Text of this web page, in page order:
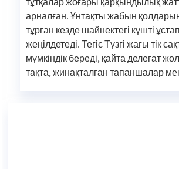
арналған. Ұнтақты жабын
тұрған кезде шайнектегі күшті
жеңілдетеді. Тегіс Түзгі жағы тік
мүмкіндік береді, қайта делегат
тақта, жинақталған тапаншалар